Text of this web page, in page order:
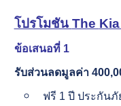
โปรโมชัน The
ข้อเสนอที่ 1
รับส่วนลดมูลค่า 400,
ฟรี 1 ปี ประกัน